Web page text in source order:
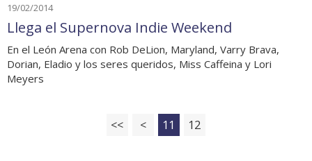
19/02/2014
Llega el Supernova Indie Weekend
En el León Arena con Rob DeLion, Maryland, Varry Brava,
Dorian, Eladio y los seres queridos, Miss Caffeina y Lori
Meyers
<< < 11 12